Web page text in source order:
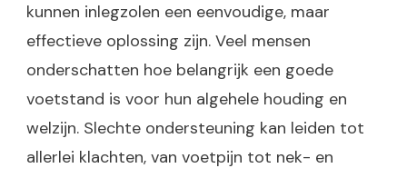
kunnen inlegzolen een eenvoudige, maar
effectieve oplossing zijn. Veel mensen
onderschatten hoe belangrijk een goede
voetstand is voor hun algehele houding en
welzijn. Slechte ondersteuning kan leiden tot
allerlei klachten, van voetpijn tot nek- en